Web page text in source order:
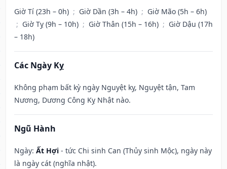
Giờ Tí (23h – 0h) ; Giờ Dần (3h – 4h) ; Giờ Mão (5h – 6h)
; Giờ Tỵ (9h – 10h) ; Giờ Thân (15h – 16h) ; Giờ Dậu (17h
– 18h)
Các Ngày Kỵ
Không phạm bất kỳ ngày Nguyệt kỵ, Nguyệt tận, Tam
Nương, Dương Công Kỵ Nhật nào.
Ngũ Hành
Ngày: Ất Hợi - tức Chi sinh Can (Thủy sinh Mộc), ngày này
là ngày cát (nghĩa nhật).